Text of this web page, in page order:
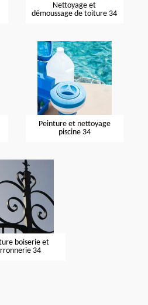
Nettoyage et
démoussage de toiture 34
Peinture et nettoyage
piscine 34
boiserie et
34